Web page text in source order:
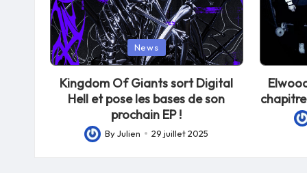
Posted
in
News
Kingdom Of Giants sort Digital
Hell et pose les bases de son
prochain EP !
Posted
ByJulien 29 juillet 2025
Posted
in